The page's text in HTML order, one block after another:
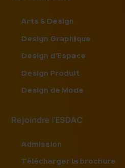
Arts & Design
Design Graphique
Design d'Espace
Design Produit
Design de Mode
Rejoindre l'ESDAC
Admission
Télécharger la brochure